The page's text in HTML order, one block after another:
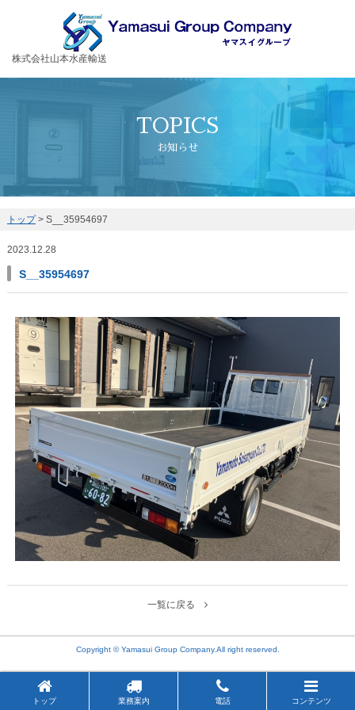
お客様の大切な荷物を安全・丁寧に運送するヤマスイグループ
株式会社山本水産輸送
TOPICS
お知らせ
トップ> S__35954697
2023.12.28
S__35954697
一覧に戻る
Copyright © Yamasui Group Company.All right reserved.
トップ 業務案内 電話 コンテンツ